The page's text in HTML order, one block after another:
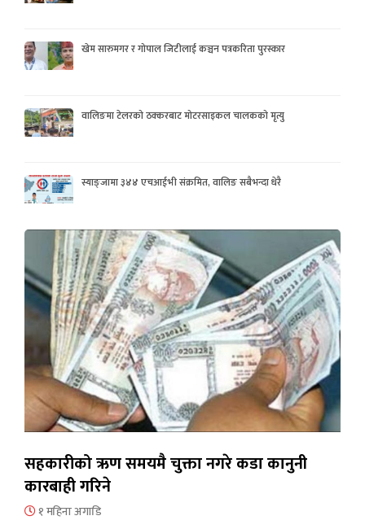
खेम सारुमगर र गोपाल जिटीलाई कञ्चन पत्रकरिता पुरस्कार
वालिङमा टेलरको ठक्करबाट मोटरसाइकल चालकको मृत्यु
स्याङ्जामा ३४४ एचआईभी संक्रमित, वालिङ सबैभन्दा धेरै
सहकारीको ऋण समयमै चुक्ता नगरे कडा कानुनी
कारबाही गरिने
१ महिना अगाडि